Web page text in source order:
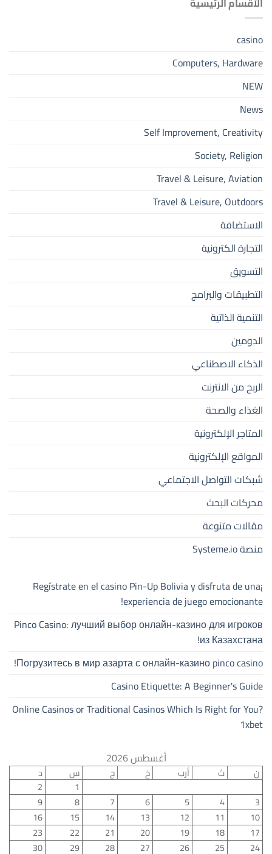
casino
Computers, Hardware
NEW
News
Self Improvement, Creativity
Society, Religion
Travel & Leisure, Aviation
Travel & Leisure, Outdoors
الاستضافة
التجارة الكترونية
التسويق
التطبيقات والبرامج
التنمية الذاتية
الدومين
الذكاء الاصطناعي
الربح من الانترنت
الغذاء والصحة
المتاجر الإلكترونية
المواقع الإلكترونية
شبكات التواصل الاجتماعي
محركات البحث
مقالات متنوعة
منصة Systeme.io
¡Regístrate en el casino Pin-Up Bolivia y disfruta de una
experiencia de juego emocionante!
Pinco Casino: лучший выбор онлайн-казино для игроков
из Казахстана!
Погрузитесь в мир азарта с онлайн-казино pinco casino!
Casino Etiquette: A Beginner's Guide
Online Casinos or Traditional Casinos Which Is Right for You?
1xbet
أغسطس 2026
ن ث أرب خ ج س
د
1
2
3
4
5
6
7
8
9
10
11
12
13
14
15
16
17
18
19
20
21
22
23
24
25
26
27
28
29
30